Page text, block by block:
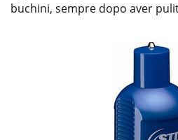
buchini, sempre dopo aver